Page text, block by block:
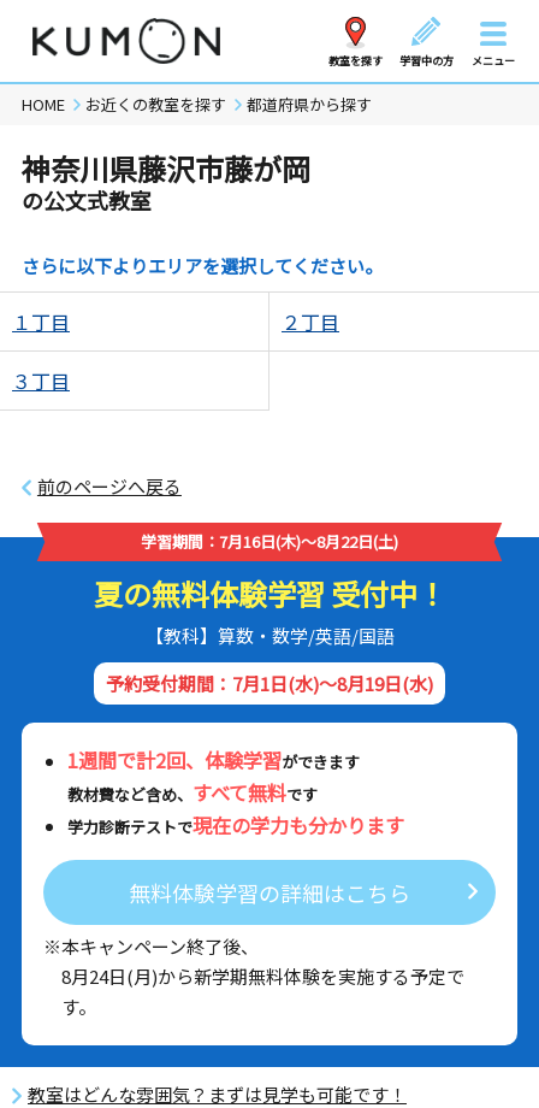
教室を探す 学習中の方 メニュー
HOME お近くの教室を探す 都道府県から探す
神奈川県藤沢市藤が岡
の公文式教室
さらに以下よりエリアを選択してください。
１丁目 ２丁目
３丁目
前のページへ戻る
学習期間：7月16日(木)～8月22日(土)
夏の無料体験学習 受付中！
【教科】算数・数学/英語/国語
予約受付期間：7月1日(水)～8月19日(水)
1週間で計2回、体験学習ができます
教材費など含め、 すべて無料です
学力診断テストで現在の学力も分かります
無料体験学習の詳細はこちら
※本キャンペーン終了後、
8月24日(月)から新学期無料体験を実施する予定で
す。
教室はどんな雰囲気？まずは見学も可能です！